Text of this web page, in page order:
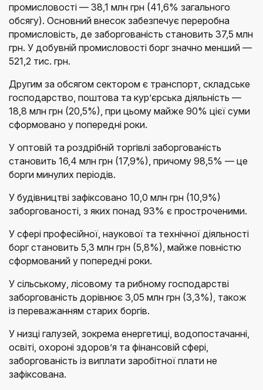
промисловості — 38,1 млн грн (41,6% загального
обсягу). Основний внесок забезпечує переробна
промисловість, де заборгованість становить 37,5 млн
грн. У добувній промисловості борг значно менший —
521,2 тис. грн.
Другим за обсягом сектором є транспорт, складське
господарство, поштова та кур’єрська діяльність —
18,8 млн грн (20,5%), при цьому майже 90% цієї суми
сформовано у попередні роки.
У оптовій та роздрібній торгівлі заборгованість
становить 16,4 млн грн (17,9%), причому 98,5% — це
борги минулих періодів.
У будівництві зафіксовано 10,0 млн грн (10,9%)
заборгованості, з яких понад 93% є простроченими.
У сфері професійної, наукової та технічної діяльності
борг становить 5,3 млн грн (5,8%), майже повністю
сформований у попередні роки.
У сільському, лісовому та рибному господарстві
заборгованість дорівнює 3,05 млн грн (3,3%), також
із переважанням старих боргів.
У низці галузей, зокрема енергетиці, водопостачанні,
освіті, охороні здоров’я та фінансовій сфері,
заборгованість із виплати заробітної плати не
зафіксована.